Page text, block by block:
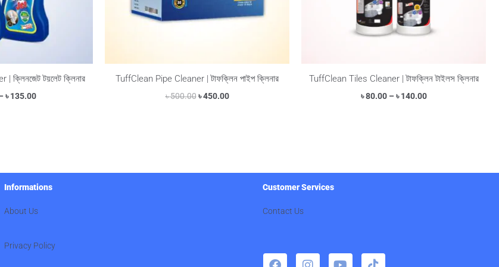
ক্লিনজেট টয়লেট ক্লিনার
৳135.00
TuffClean Pipe Cleaner | টাফক্লিন পাইপ ক্লিনার
৳500.00 ৳450.00
TuffClean Tiles Cleaner | টাফক্লিন টাইলস ক্লিনার
৳80.00 – ৳140.00
Informations
About Us
Privacy Policy
Customer Services
Contact Us
F
I
Y
T